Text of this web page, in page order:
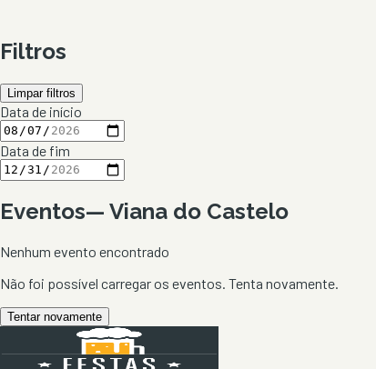
Filtros
Limpar filtros
Data de início
Data de fim
Eventos— Viana do Castelo
Nenhum evento encontrado
Não foi possível carregar os eventos. Tenta novamente.
Tentar novamente